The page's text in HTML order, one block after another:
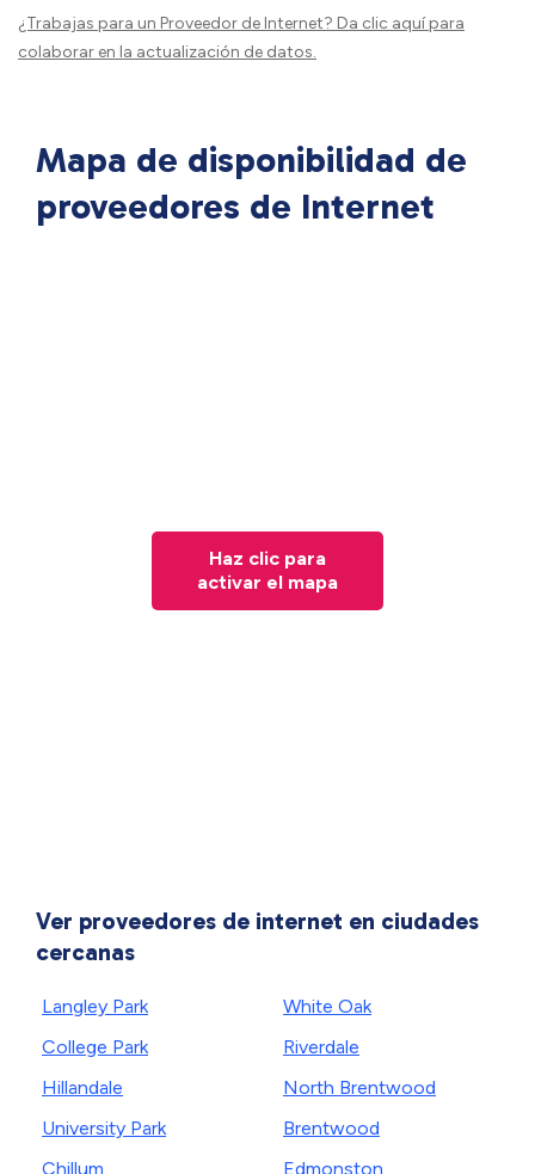
¿Trabajas para un Proveedor de Internet? Da clic aquípara
colaborar en la actualización de datos.
Mapa de disponibilidad de
proveedores de Internet
Haz clic para
activar el mapa
Ver proveedores de internet en ciudades
cercanas
Langley Park
College Park
Hillandale
University Park
Chillum
White Oak
Riverdale
North Brentwood
Brentwood
Edmonston